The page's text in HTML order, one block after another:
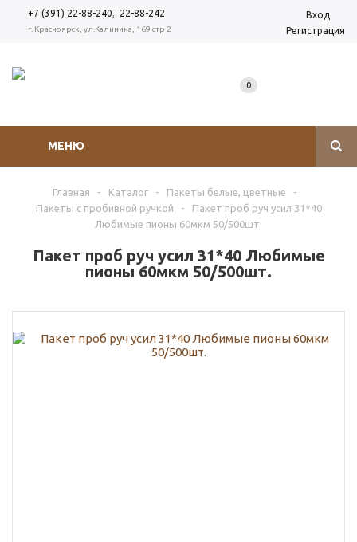
+7 (391) 22-88-240, 22-88-242
г. Красноярск, ул.Калинина, 169 стр 2
Вход
Регистрация
МЕНЮ
0
Главная - Каталог - Пакеты белые, цветные
-
Пакеты с пробивной ручкой
-
Пакет проб руч усил 31*40
Любимые пионы 60мкм 50/500шт.
Пакет проб руч усил 31*40 Любимые
пионы 60мкм 50/500шт.